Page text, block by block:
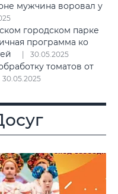
мужчина воровал у
городском парке
программа ко
30.05.2025
томатов от
30.05.2025